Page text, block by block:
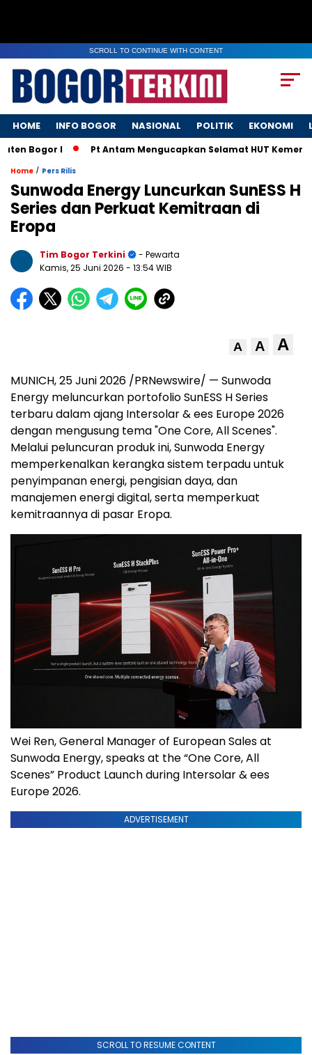
SCROLL TO CONTINUE WITH CONTENT
HOME INFO BOGOR NASIONAL POLITIK EKONOMI
Bogor I Pt Antam Mengucapkan Selamat HUT
Home / Pers Rilis
Sunwoda Energy Luncurkan SunESS H
Series dan Perkuat Kemitraan di
Eropa
Tim Bogor Terkini
- Pewarta
Kamis, 25 Juni 2026 - 13:54 WIB
A A A
MUNICH, 25 Juni 2026 /PRNewswire/ — Sunwoda
Energy meluncurkan portofolio SunESS H Series
terbaru dalam ajang Intersolar & ees Europe 2026
dengan mengusung tema "One Core, All Scenes".
Melalui peluncuran produk ini, Sunwoda Energy
memperkenalkan kerangka sistem terpadu untuk
penyimpanan energi, pengisian daya, dan
manajemen energi digital, serta memperkuat
kemitraannya di pasar Eropa.
Wei Ren, General Manager of European Sales at
Sunwoda Energy, speaks at the “One Core, All
Scenes” Product Launch during Intersolar & ees
Europe 2026.
ADVERTISEMENT
SCROLL TO RESUME CONTENT